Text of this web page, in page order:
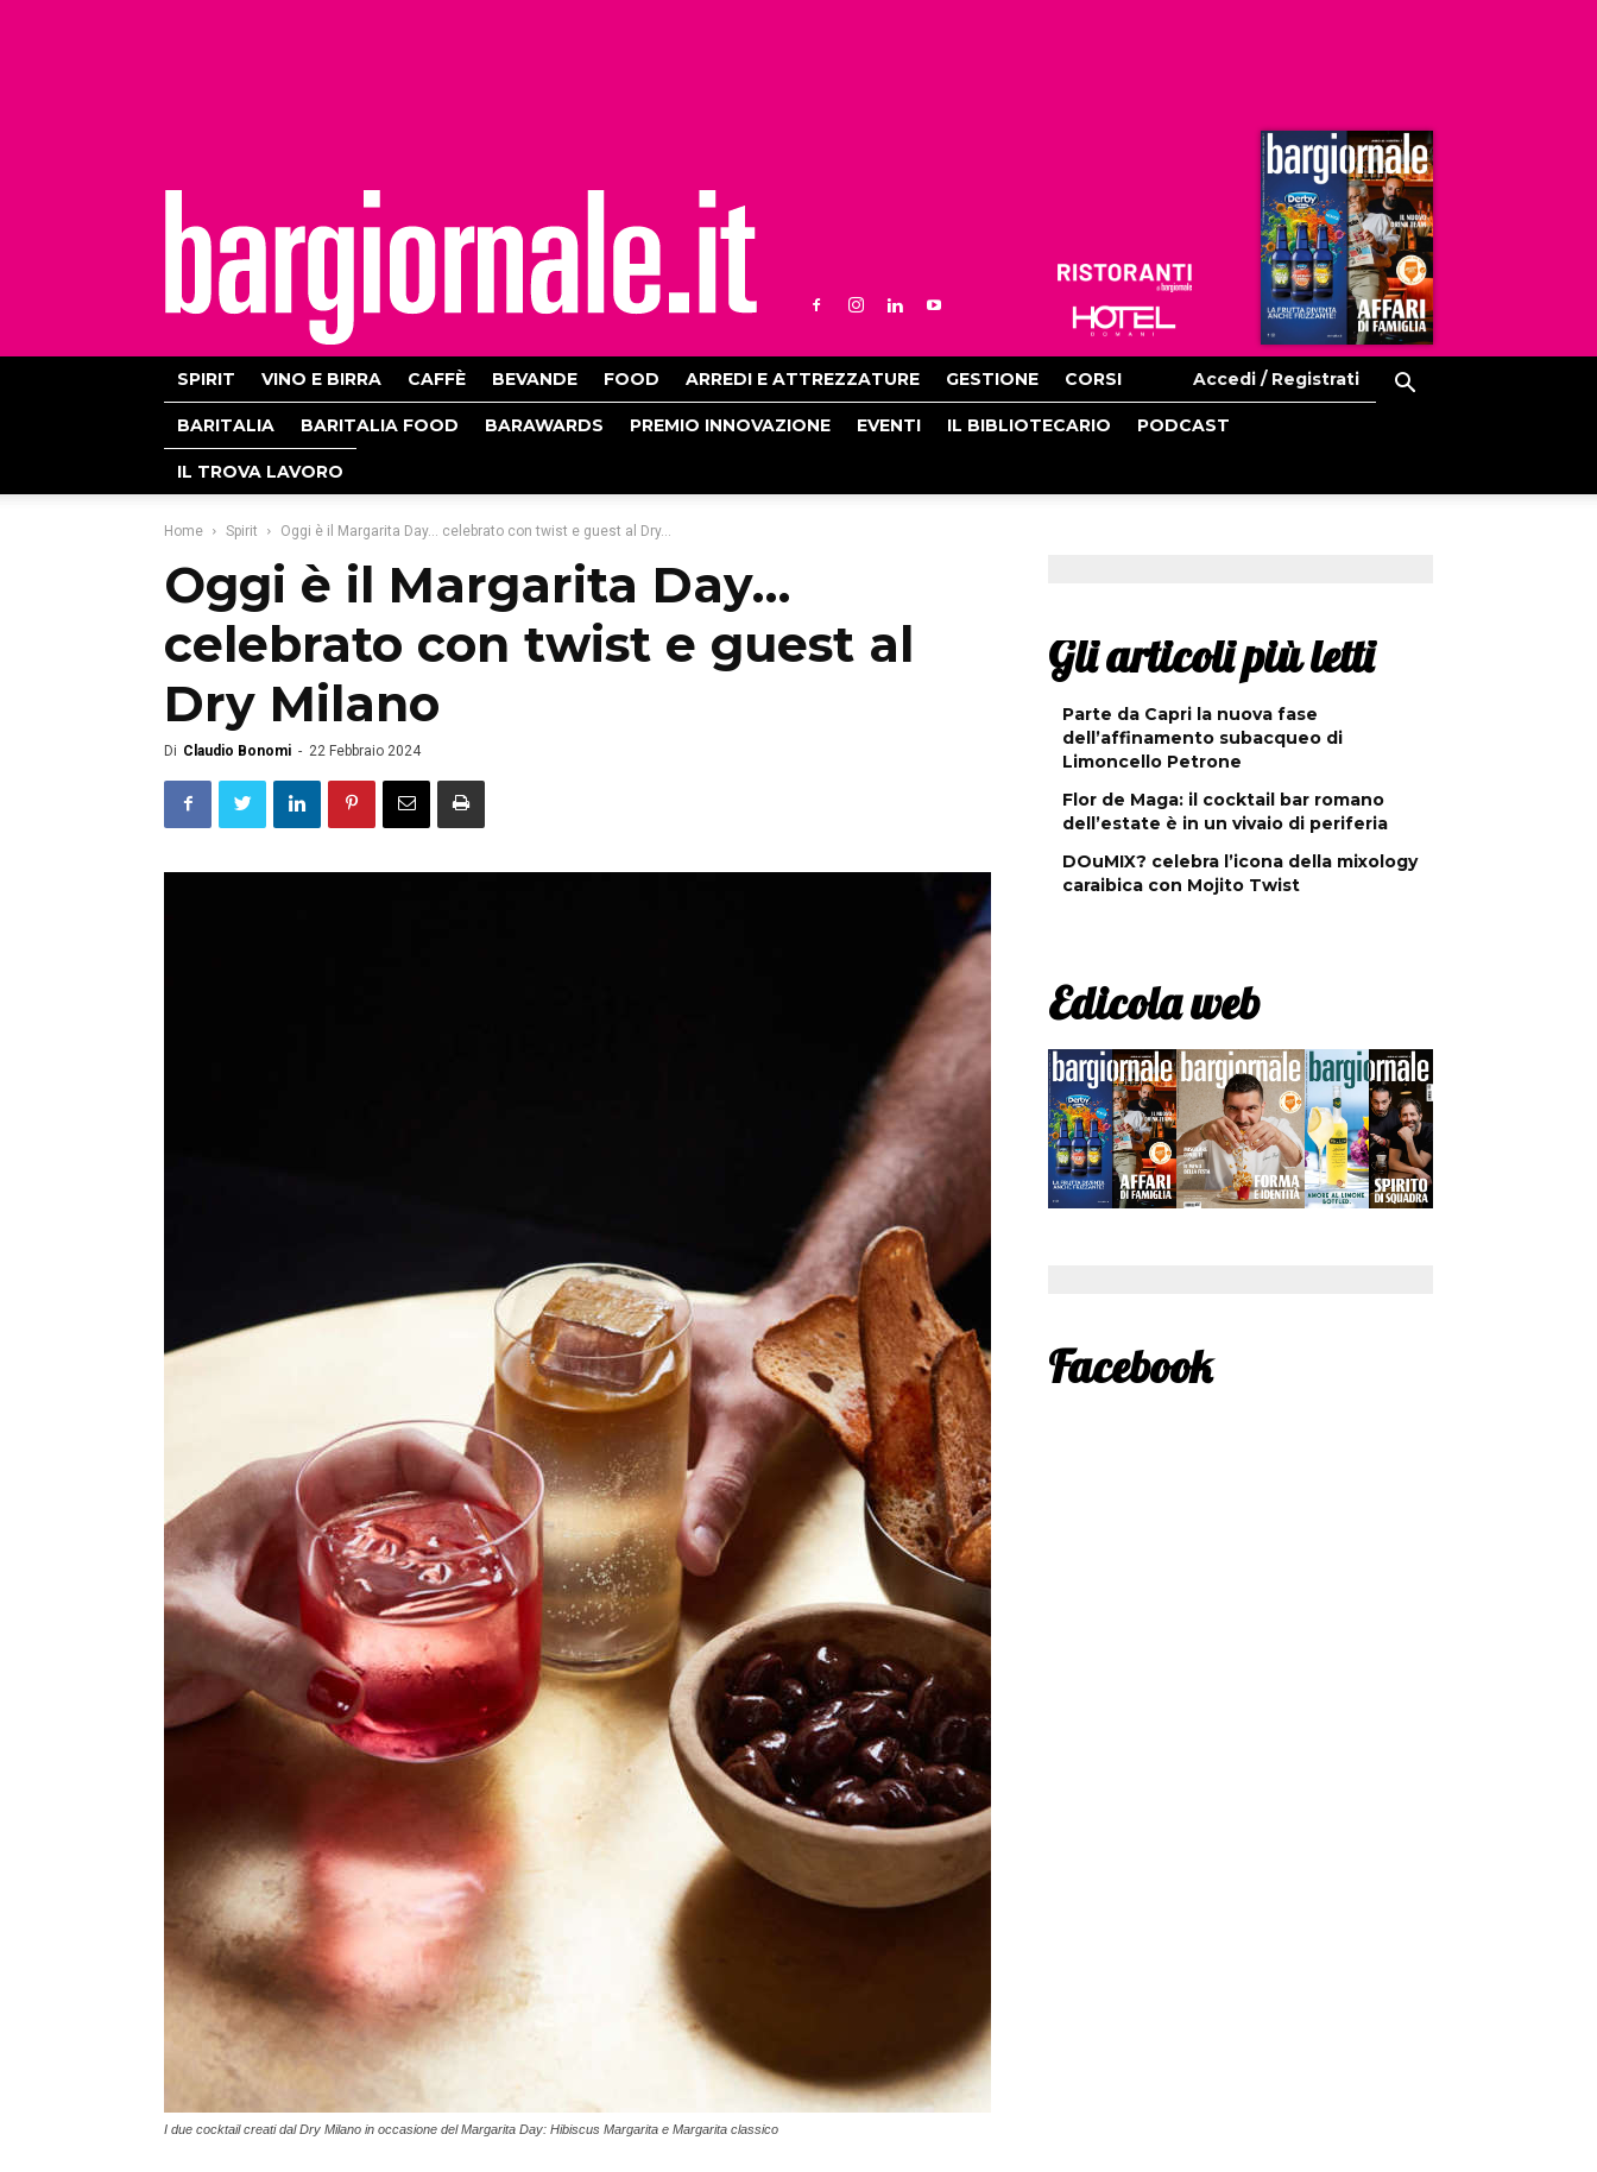
Ristoranti
Hoteldomani
SPIRIT VINO E BIRRA CAFFÈ BEVANDE FOOD ARREDI E ATTREZZATURE GESTIONE CORSI Accedi / Registrati
BARITALIA BARITALIA FOOD BARAWARDS PREMIO INNOVAZIONE EVENTI IL BIBLIOTECARIO PODCAST
IL TROVA LAVORO
Home Spirit Oggi è il Margarita Day… celebrato con twist e guest al Dry...
Oggi è il Margarita Day…
celebrato con twist e guest al
Dry Milano
Di Claudio Bonomi - 22 Febbraio 2024
I due cocktail creati dal Dry Milano in occasione del Margarita Day: Hibiscus Margarita e Margarita classico
Gli articoli più letti
Parte da Capri la nuova fase
dell’affinamento subacqueo di
Limoncello Petrone
Flor de Maga: il cocktail bar romano
dell’estate è in un vivaio di periferia
DOuMIX? celebra l’icona della mixology
caraibica con Mojito Twist
Edicola web
Facebook